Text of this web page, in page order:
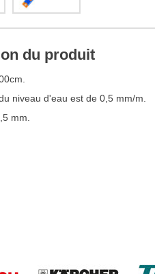
du produit
niveau d'eau est de 0,5 mm/m.
mm.